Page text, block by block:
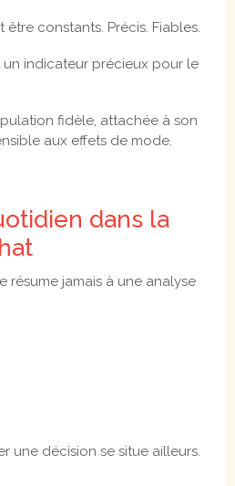
constants. Précis. Fiables.
indicateur précieux pour le
fidèle, attachée à son
aux effets de mode.
dans la
résume jamais à une analyse
une décision se situe ailleurs.